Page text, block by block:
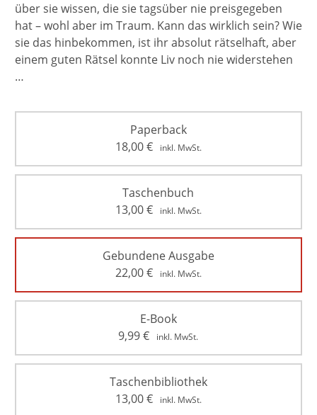
über sie wissen, die sie tagsüber nie preisgegeben
hat – wohl aber im Traum. Kann das wirklich sein? Wie
sie das hinbekommen, ist ihr absolut rätselhaft, aber
einem guten Rätsel konnte Liv noch nie widerstehen
…
Paperback
18,00€ inkl. MwSt.
Taschenbuch
13,00€ inkl. MwSt.
Gebundene Ausgabe
22,00€ inkl. MwSt.
E-Book
9,99€ inkl. MwSt.
Taschenbibliothek
13,00€ inkl. MwSt.